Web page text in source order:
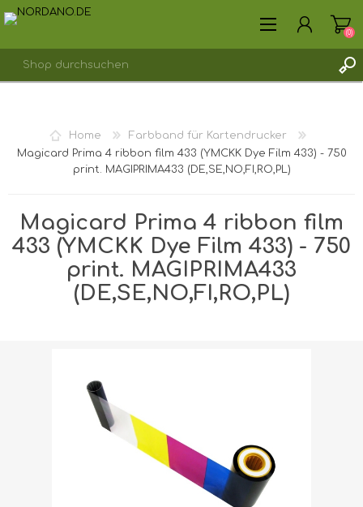
REGISTRIERUNG
ANMELDEN
(0)
Home
Farbband für Kartendrucker
Magicard Prima 4 ribbon film 433 (YMCKK Dye Film 433) - 750
print. MAGIPRIMA433 (DE,SE,NO,FI,RO,PL)
Magicard Prima 4 ribbon film
433 (YMCKK Dye Film 433) - 750
print. MAGIPRIMA433
(DE,SE,NO,FI,RO,PL)